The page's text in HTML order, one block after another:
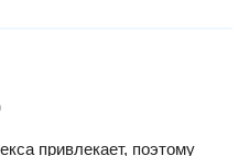
привлекает, поэтому